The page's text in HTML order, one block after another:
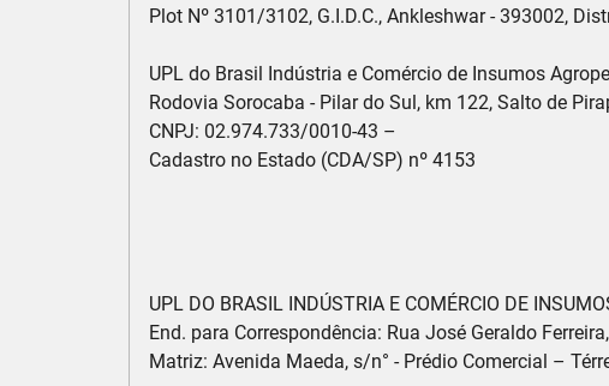
Plot Nº 3101/3102, G.I.D.C., Ankleshwar - 393002,
UPL do Brasil Indústria e Comércio de Insumos
Rodovia Sorocaba - Pilar do Sul, km 122, Salto de
CNPJ: 02.974.733/0010-43 –
Cadastro no Estado (CDA/SP) nº 4153
UPL DO BRASIL INDÚSTRIA E COMÉRCIO DE
End. para Correspondência: Rua José Geraldo
Matriz: Avenida Maeda, s/n° - Prédio Comercial –